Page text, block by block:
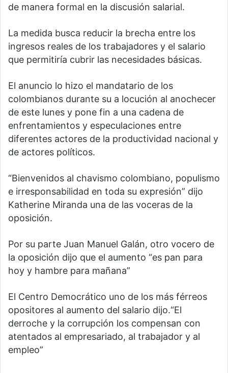
de manera formal en la discusión salarial.
La medida busca reducir la brecha entre los
ingresos reales de los trabajadores y el salario
que permitiría cubrir las necesidades básicas.
El anuncio lo hizo el mandatario de los
colombianos durante su a locución al anochecer
de este lunes y pone fin a una cadena de
enfrentamientos y especulaciones entre
diferentes actores de la productividad nacional y
de actores políticos.
“Bienvenidos al chavismo colombiano, populismo
e irresponsabilidad en toda su expresión” dijo
Katherine Miranda una de las voceras de la
oposición.
Por su parte Juan Manuel Galán, otro vocero de
la oposición dijo que el aumento “es pan para
hoy y hambre para mañana”
El Centro Democrático uno de los más férreos
opositores al aumento del salario dijo.“El
derroche y la corrupción los compensan con
atentados al empresariado, al trabajador y al
empleo”